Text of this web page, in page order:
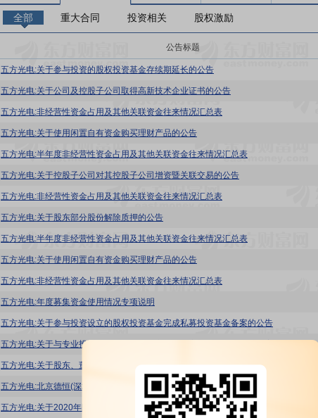
全部 重大合同 投资相关 股权激励
公告标题
五方光电:关于参与投资的股权投资基金存续期延长的公告
五方光电:关于公司及控股子公司取得高新技术企业证书的公告
五方光电:非经营性资金占用及其他关联资金往来情况汇总表
五方光电:关于使用闲置自有资金购买理财产品的公告
五方光电:半年度非经营性资金占用及其他关联资金往来情况汇总表
五方光电:关于控股子公司对其控股子公司增资暨关联交易的公告
五方光电:非经营性资金占用及其他关联资金往来情况汇总表
五方光电:关于股东部分股份解除质押的公告
五方光电:半年度非经营性资金占用及其他关联资金往来情况汇总表
五方光电:关于使用闲置自有资金购买理财产品的公告
五方光电:非经营性资金占用及其他关联资金往来情况汇总表
五方光电:年度募集资金使用情况专项说明
五方光电:关于参与投资设立的股权投资基金完成私募投资基金备案的公告
五方光电:关于与专业投资机构共同投资设立的基金完成私募投资基金备案的公告
五方光电:关于股东、董事部分股份质押延期购回的公告